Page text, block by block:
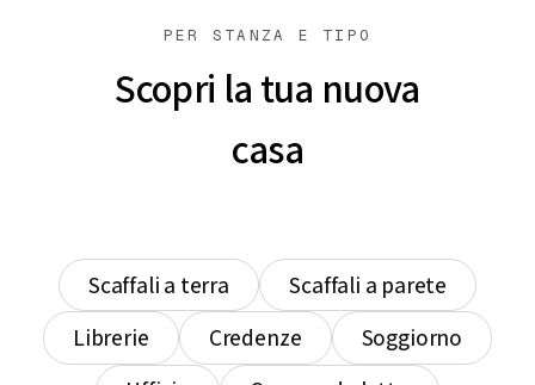
PER STANZA E TIPO
Scopri la tua nuova
casa
Scaffali a terra
Scaffali a parete
Librerie
Credenze
Soggiorno